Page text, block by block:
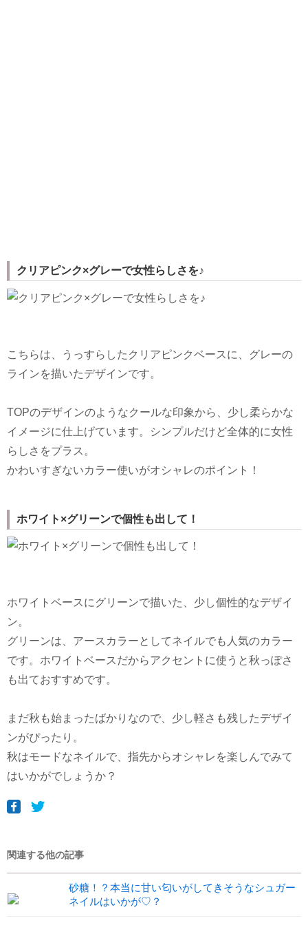
クリアピンク×グレーで女性らしさを♪
こちらは、うっすらしたクリアピンクベースに、グレーの
ラインを描いたデザインです。
TOPのデザインのようなクールな印象から、少し柔らかな
イメージに仕上げています。シンプルだけど全体的に女性
らしさをプラス。
かわいすぎないカラー使いがオシャレのポイント！
ホワイト×グリーンで個性も出して！
ホワイトベースにグリーンで描いた、少し個性的なデザイ
ン。
グリーンは、アースカラーとしてネイルでも人気のカラー
です。ホワイトベースだからアクセントに使うと秋っぽさ
も出ておすすめです。
まだ秋も始まったばかりなので、少し軽さも残したデザイ
ンがぴったり。
秋はモードなネイルで、指先からオシャレを楽しんでみて
はいかがでしょうか？
関連する他の記事
砂糖！？本当に甘い匂いがしてきそうなシュガー
ネイルはいかが♡？